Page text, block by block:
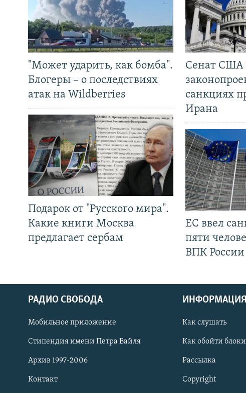
СОЦИАЛЬНЫЕ СЕТИ
"Может ударить, как бомба".
Блогеры – о последствиях
атак на Wildberries
Подарок от "Русского мира".
Какие книги Москва
предлагает сербам
Сенат США
санкциях
Ирана
ЕС ввел
пяти
ВПК России
РАДИО СВОБОДА
Мобильное приложение
Стипендия имени Петра Вайля
Архив 1997-2006
Контакт
ИНФОРМАЦИЯ
Как слушать
Как обойти
Рассылка
Copyright